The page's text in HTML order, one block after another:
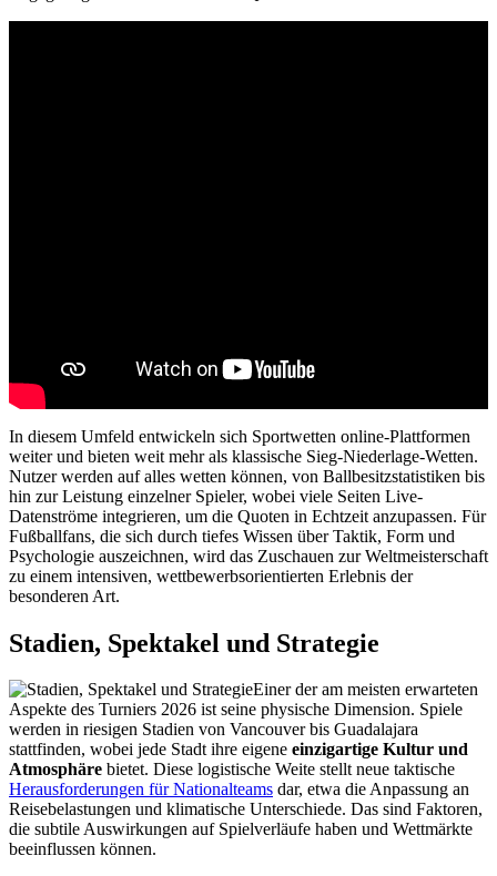
In diesem Umfeld entwickeln sich Sportwetten online-Plattformen
weiter und bieten weit mehr als klassische Sieg-Niederlage-Wetten.
Nutzer werden auf alles wetten können, von Ballbesitzstatistiken bis
hin zur Leistung einzelner Spieler, wobei viele Seiten Live-
Datenströme integrieren, um die Quoten in Echtzeit anzupassen. Für
Fußballfans, die sich durch tiefes Wissen über Taktik, Form und
Psychologie auszeichnen, wird das Zuschauen zur Weltmeisterschaft
zu einem intensiven, wettbewerbsorientierten Erlebnis der
besonderen Art.
Stadien, Spektakel und Strategie
Einer der am meisten erwarteten
Aspekte des Turniers 2026 ist seine physische Dimension. Spiele
werden in riesigen Stadien von Vancouver bis Guadalajara
stattfinden, wobei jede Stadt ihre eigene einzigartige Kultur und
Atmosphäre bietet. Diese logistische Weite stellt neue taktische
Herausforderungen für Nationalteams dar, etwa die Anpassung an
Reisebelastungen und klimatische Unterschiede. Das sind Faktoren,
die subtile Auswirkungen auf Spielverläufe haben und Wettmärkte
beeinflussen können.